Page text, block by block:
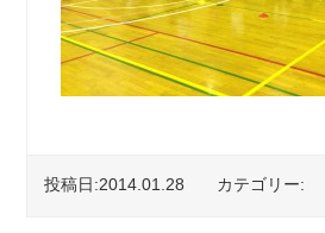
投稿日:2014.01.28 カテゴリー: